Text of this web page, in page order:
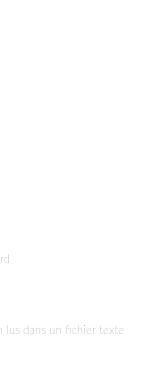
lus dans un fichier texte